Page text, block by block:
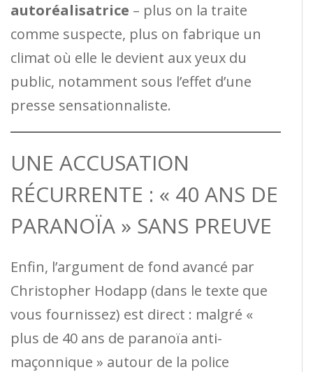
autoréalisatrice – plus on la traite
comme suspecte, plus on fabrique un
climat où elle le devient aux yeux du
public, notamment sous l’effet d’une
presse sensationnaliste.
UNE ACCUSATION
RÉCURRENTE : « 40 ANS DE
PARANOÏA » SANS PREUVE
Enfin, l’argument de fond avancé par
Christopher Hodapp (dans le texte que
vous fournissez) est direct : malgré «
plus de 40 ans de paranoïa anti-
maçonnique » autour de la police